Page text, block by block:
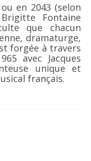
en 2043 (selon
Fontaine
que chacun
dramaturge,
forgée à travers
avec Jacques
unique et
français.